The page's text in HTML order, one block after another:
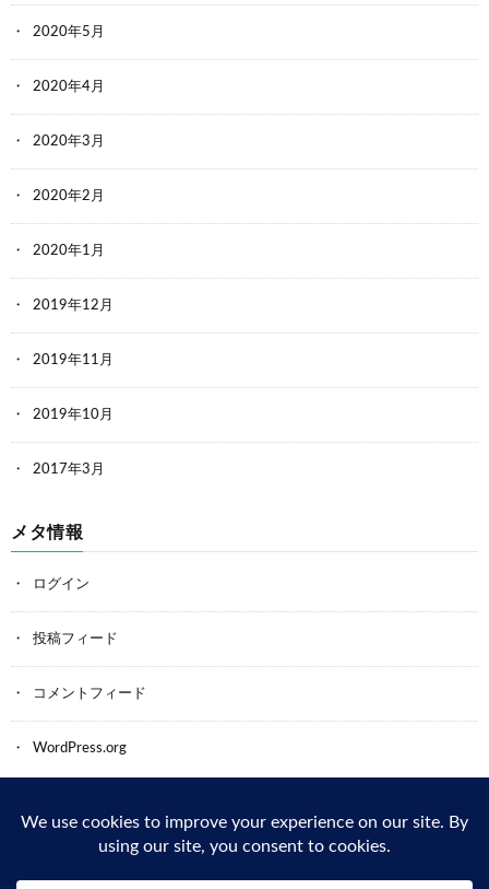
2020年5月
2020年4月
2020年3月
2020年2月
2020年1月
2019年12月
2019年11月
2019年10月
2017年3月
メタ情報
ログイン
投稿フィード
コメントフィード
WordPress.org
Back to Top